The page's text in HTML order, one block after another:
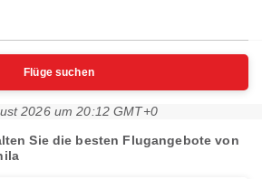
Flüge suchen
2026 um 20:12 GMT+0
Sie die besten Flugangebote von